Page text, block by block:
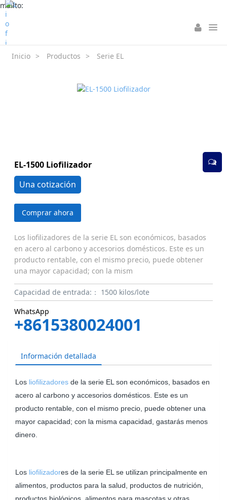
mailto:
Inicio > Productos > Serie EL
EL-1500 Liofilizador
Una cotización
Comprar ahora
Los liofilizadores de la serie EL son económicos, basados
en acero al carbono y accesorios domésticos. Este es un
producto rentable, con el mismo precio, puede obtener
una mayor capacidad; con la mism
Capacidad de entrada:： 1500 kilos/lote
WhatsApp
+8615380024001
Información detallada
Los liofilizadores de la serie EL son económicos, basados en
acero al carbono y accesorios domésticos. Este es un
producto rentable, con el mismo precio, puede obtener una
mayor capacidad; con la misma capacidad, gastarás menos
dinero.
Los liofilizadores de la serie EL se utilizan principalmente en
alimentos, productos para la salud, productos de nutrición,